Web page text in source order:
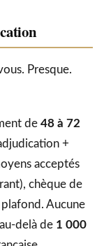
Presque.
de 48 à 72
+
acceptés
chèque de
Aucune
delà de 1 000